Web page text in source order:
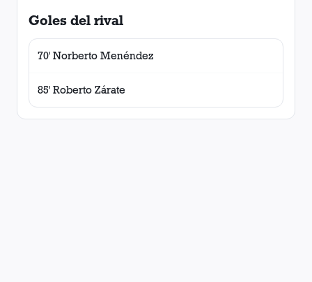
Goles del rival
70' Norberto Menéndez
85' Roberto Zárate